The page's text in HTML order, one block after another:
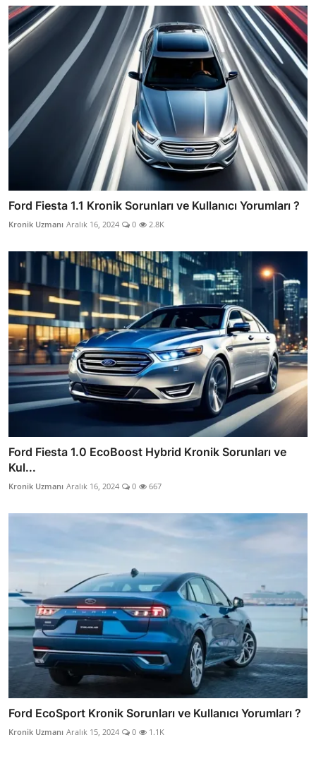
Ford Fiesta 1.1 Kronik Sorunları ve Kullanıcı Yorumları ?
Kronik Uzmanı Aralık 16, 2024 0 2.8K
Ford Fiesta 1.0 EcoBoost Hybrid Kronik Sorunları ve
Kul...
Kronik Uzmanı Aralık 16, 2024 0 667
Ford EcoSport Kronik Sorunları ve Kullanıcı Yorumları ?
Kronik Uzmanı Aralık 15, 2024 0 1.1K